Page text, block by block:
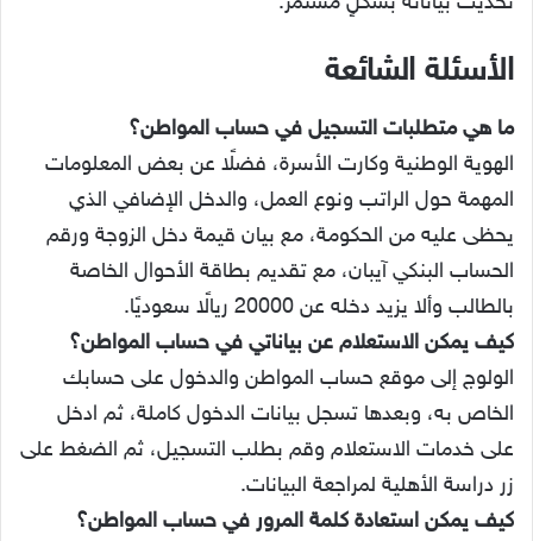
الأسئلة الشائعة
ما هي متطلبات التسجيل في حساب المواطن؟
الهوية الوطنية وكارت الأسرة، فضلًا عن بعض المعلومات
المهمة حول الراتب ونوع العمل، والدخل الإضافي الذي
يحظى عليه من الحكومة، مع بيان قيمة دخل الزوجة ورقم
الحساب البنكي آيبان، مع تقديم بطاقة الأحوال الخاصة
بالطالب وألا يزيد دخله عن 20000 ريالًا سعوديًا.
كيف يمكن الاستعلام عن بياناتي في حساب المواطن؟
الولوج إلى موقع حساب المواطن والدخول على حسابك
الخاص به، وبعدها تسجل بيانات الدخول كاملة، ثم ادخل
على خدمات الاستعلام وقم بطلب التسجيل، ثم الضغط على
زر دراسة الأهلية لمراجعة البيانات.
كيف يمكن استعادة كلمة المرور في حساب المواطن؟